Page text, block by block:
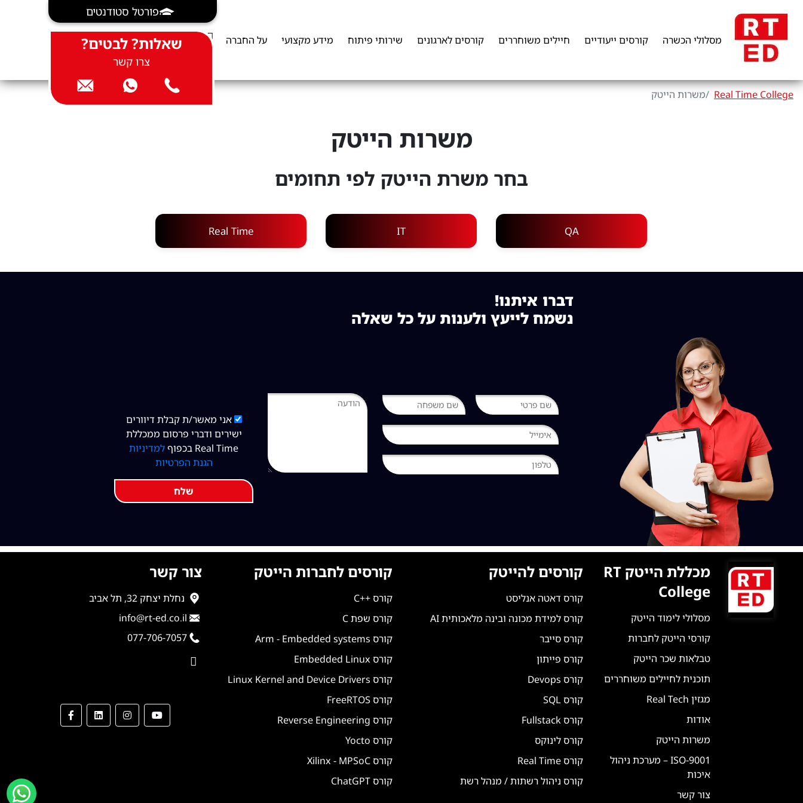
על החברה מידע מקצועי שירותי פיתוח קורסים לארגונים חיילים משוחררים קורסים ייעודיים מסלולי הכשרה
פורטל סטודנטים
שאלות? לבטים?
צרו קשר
Real Time College משרות הייטק
משרות הייטק
בחר משרת הייטק לפי תחומים
Real Time IT QA
דברו איתנו!
נשמח לייעץ ולענות על כל שאלה
אני מאשר/ת קבלת דיוורים
ישירים ודברי פרסום ממכללת
Real Time בכפוף
למדיניות
הגנת הפרטיות
שלח
מכללת הייטק RT
College
מסלולי לימוד הייטק
קורסי הייטק לחברות
טבלאות שכר הייטק
תוכנית לחיילים משוחררים
מגזין Real Tech
אודות
משרות הייטק
ISO-9001 – מערכת ניהול
איכות
צור קשר
קורסים להייטק
קורס דאטה אנליסט
קורס למידת מכונה ובינה מלאכותית AI
קורס סייבר
קורס פייתון
קורס Devops
קורס SQL
קורס Fullstack
קורס לינוקס
קורס Real Time
קורס ניהול רשתות / מנהל רשת
קורסים לחברות הייטק
קורס ++C
קורס שפת C
קורס Arm - Embedded systems
קורס Embedded Linux
קורס Linux Kernel and Device Drivers
קורס FreeRTOS
קורס Reverse Engineering
קורס Yocto
קורס Xilinx - MPSoC
קורס ChatGPT
צור קשר
נחלת יצחק 32, תל אביב
info@rt-ed.co.il
077-706-7057